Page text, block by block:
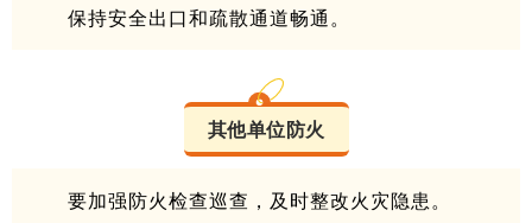
保持安全出口和疏散通道畅通。
其他单位防火
要加强防火检查巡查，及时整改火灾隐患。